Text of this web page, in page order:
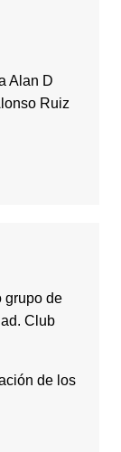
Alan D
Ruiz
grupo de
Club
de los